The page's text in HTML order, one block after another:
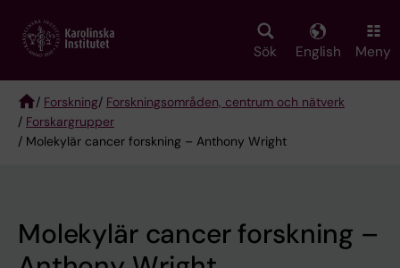
main
Sök English Meny
Breadcrumb
/ Forskning/ Forskningsområden, centrum och nätverk
/ Forskargrupper
/ Molekylär cancer forskning – Anthony Wright
Molekylär cancer forskning –